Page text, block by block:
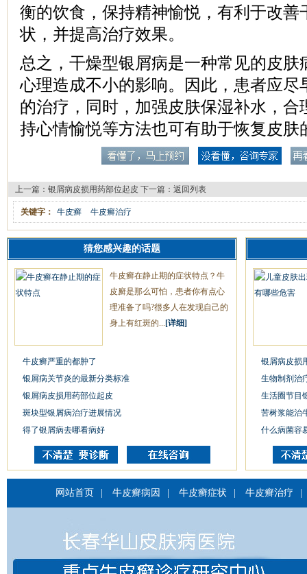
衡的饮食，保持精神愉悦，有利于改善
状，并提高治疗效果。
总之，干燥型银屑病是一种常见的皮肤
心理造成不小的影响。因此，患者应尽
的治疗，同时，加强皮肤保湿补水，合
持心情愉悦等方法也可有助于恢复皮肤
上一篇： 银屑病皮损用药部位起皮 下一篇： 返回列表
关键字： 牛皮癣 牛皮癣治疗
猜您感兴趣的话题
牛皮癣在静止期的症状特点？牛
皮廯是那么可怕，患者你有点心
理准备了吗?很多人在发现自己的
身上有红斑的... [详细]
牛皮癣严重的都肿了
银屑病关节炎的最新分类标准
银屑病皮损用药部位起皮
斑块型银屑病治疗进展情况
得了银屑病去哪看病好
银屑病皮损
生物制剂治
生活圈节目
苦树浆能治
什么病菌容
网站首页 牛皮癣病因 牛皮癣症状 牛皮癣治疗